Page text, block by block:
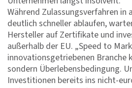
Während Zulassungsverfahren in
deutlich schneller ablaufen,
Hersteller auf Zertifikate und
außerhalb der EU. „Speed to
innovationsgetriebenen Branche
sondern Überlebensbedingung.
Investitionen bereits ins nicht-